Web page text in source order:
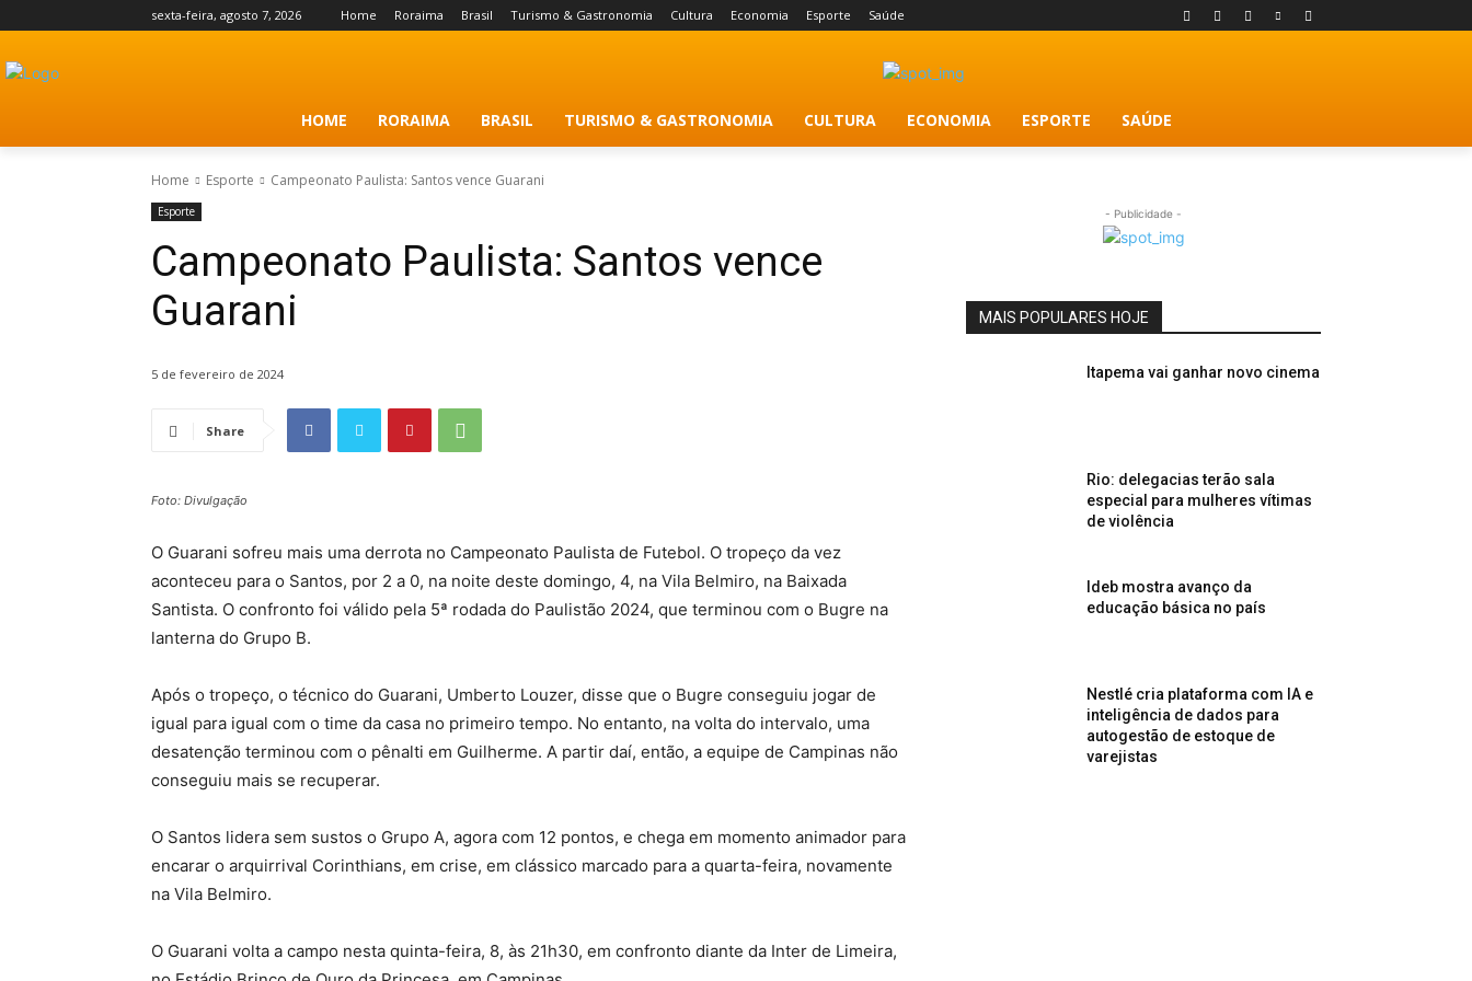
sexta-feira, agosto 7, 2026 Home Roraima Brasil Turismo & Gastronomia Cultura Economia Esporte Saúde
HOME RORAIMA BRASIL TURISMO & GASTRONOMIA CULTURA ECONOMIA ESPORTE SAÚDE
Home Esporte Campeonato Paulista: Santos vence Guarani
Esporte
Campeonato Paulista: Santos vence
Guarani
5 de fevereiro de 2024
Share
Foto: Divulgação
O Guarani sofreu mais uma derrota no Campeonato Paulista de Futebol. O tropeço da vez
aconteceu para o Santos, por 2 a 0, na noite deste domingo, 4, na Vila Belmiro, na Baixada
Santista. O confronto foi válido pela 5ª rodada do Paulistão 2024, que terminou com o Bugre na
lanterna do Grupo B.
Após o tropeço, o técnico do Guarani, Umberto Louzer, disse que o Bugre conseguiu jogar de
igual para igual com o time da casa no primeiro tempo. No entanto, na volta do intervalo, uma
desatenção terminou com o pênalti em Guilherme. A partir daí, então, a equipe de Campinas não
conseguiu mais se recuperar.
O Santos lidera sem sustos o Grupo A, agora com 12 pontos, e chega em momento animador para
encarar o arquirrival Corinthians, em crise, em clássico marcado para a quarta-feira, novamente
na Vila Belmiro.
O Guarani volta a campo nesta quinta-feira, 8, às 21h30, em confronto diante da Inter de Limeira,
- Publicidade -
MAIS POPULARES HOJE
Itapema vai ganhar novo cinema
Rio: delegacias terão sala
especial para mulheres vítimas
de violência
Ideb mostra avanço da
educação básica no país
Nestlé cria plataforma com IA e
inteligência de dados para
autogestão de estoque de
varejistas